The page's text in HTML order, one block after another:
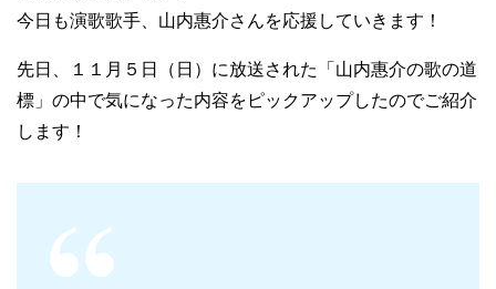
今日も演歌歌手、山内惠介さんを応援していきます！
先日、１１月５日（日）に放送された「山内惠介の歌の道
標」の中で気になった内容をピックアップしたのでご紹介
します！